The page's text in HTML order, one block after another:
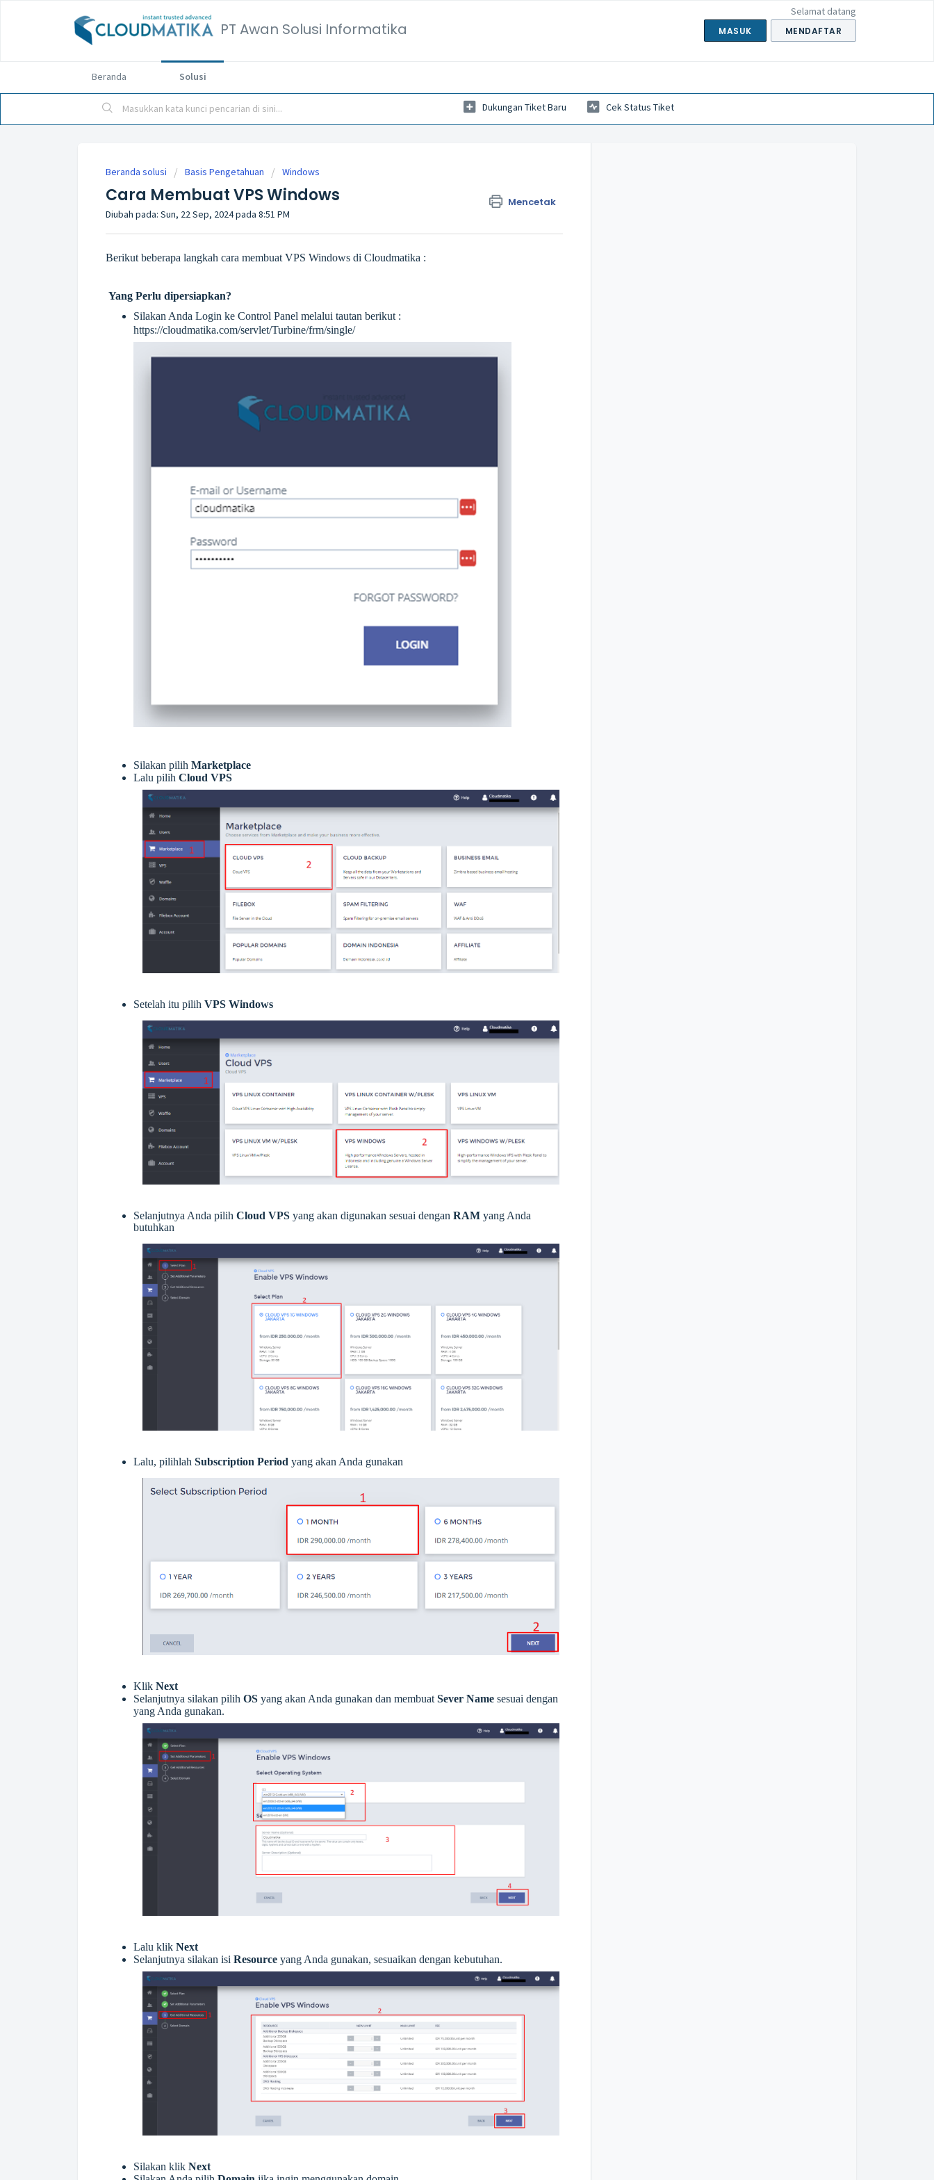
PT Awan Solusi Informatika
Selamat datang
MASUK MENDAFTAR
Beranda Solusi
Dukungan Tiket Baru Cek Status Tiket
Beranda solusi Basis Pengetahuan Windows
Cara Membuat VPS Windows Mencetak
Diubah pada: Sun, 22 Sep, 2024 pada 8:51 PM
Berikut beberapa langkah cara membuat VPS Windows di Cloudmatika :
Yang Perlu dipersiapkan?
Silakan Anda Login ke Control Panel melalui tautan berikut :
https://cloudmatika.com/servlet/Turbine/frm/single/
Silakan pilih Marketplace
Lalu pilih Cloud VPS
Setelah itu pilih VPS Windows
Selanjutnya Anda pilih Cloud VPS yang akan digunakan sesuai dengan RAM yang Anda
butuhkan
Lalu, pilihlah Subscription Period yang akan Anda gunakan
Klik Next
Selanjutnya silakan pilih OS yang akan Anda gunakan dan membuat Sever Name sesuai dengan
yang Anda gunakan.
Lalu klik Next
Selanjutnya silakan isi Resource yang Anda gunakan, sesuaikan dengan kebutuhan.
Silakan klik Next